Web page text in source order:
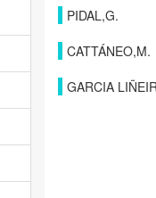
PIDAL,G.
CATTÁNEO,M.
GARCIA